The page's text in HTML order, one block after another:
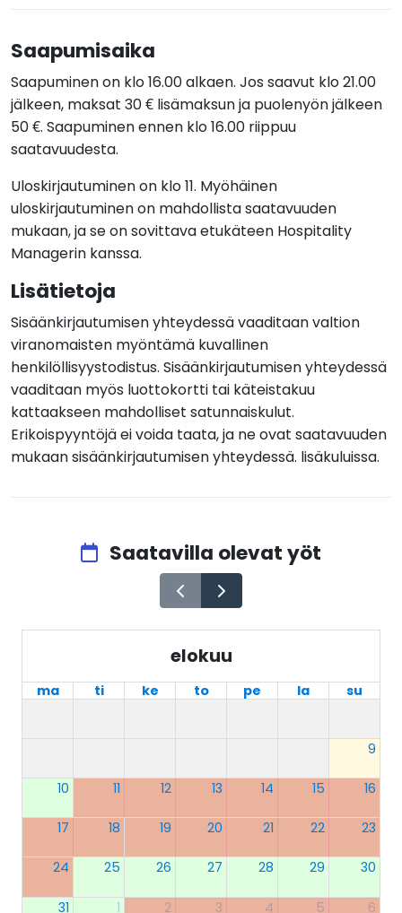
Saapumisaika
Saapuminen on klo 16.00 alkaen. Jos saavut klo 21.00
jälkeen, maksat 30 € lisämaksun ja puolenyön jälkeen
50 €. Saapuminen ennen klo 16.00 riippuu
saatavuudesta.
Uloskirjautuminen on klo 11. Myöhäinen
uloskirjautuminen on mahdollista saatavuuden
mukaan, ja se on sovittava etukäteen Hospitality
Managerin kanssa.
Lisätietoja
Sisäänkirjautumisen yhteydessä vaaditaan valtion
viranomaisten myöntämä kuvallinen
henkilöllisyystodistus. Sisäänkirjautumisen yhteydessä
vaaditaan myös luottokortti tai käteistakuu
kattaakseen mahdolliset satunnaiskulut.
Erikoispyyntöjä ei voida taata, ja ne ovat saatavuuden
mukaan sisäänkirjautumisen yhteydessä. lisäkuluissa.
Saatavilla olevat yöt
elokuu
ma ti ke to pe la su
9
10 11 12 13 14 15 16
17 18 19 20 21 22 23
24 25 26 27 28 29 30
31 1 2 3 4 5 6